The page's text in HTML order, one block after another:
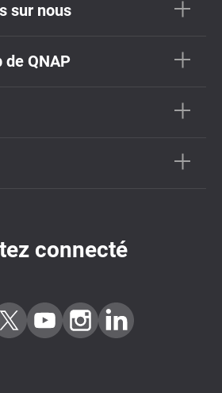
sur nous
QNAP
connecté